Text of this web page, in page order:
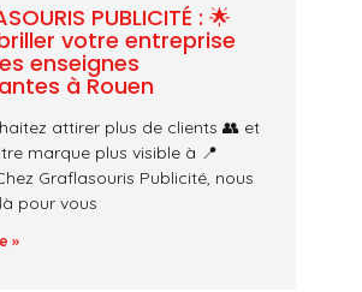
PUBLICITÉ : 🌟
votre entreprise
enseignes
à Rouen
attirer plus de clients 👥 et
marque plus visible à 📍
Graflasouris Publicité, nous
pour vous
»